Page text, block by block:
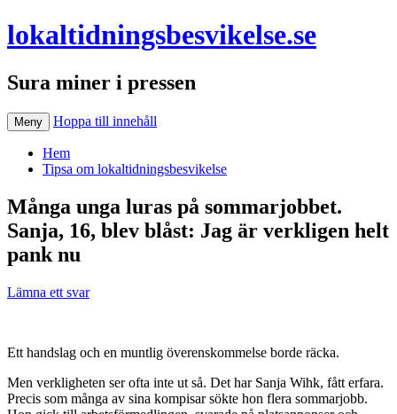
lokaltidningsbesvikelse.se
Sura miner i pressen
Meny Hoppa till innehåll
Hem
Tipsa om lokaltidningsbesvikelse
Många unga luras på sommarjobbet.
Sanja, 16, blev blåst: Jag är verkligen helt
pank nu
Lämna ett svar
Ett handslag och en muntlig överenskommelse borde räcka.
Men verkligheten ser ofta inte ut så. Det har Sanja Wihk, fått erfara.
Precis som många av sina kompisar sökte hon flera sommarjobb.